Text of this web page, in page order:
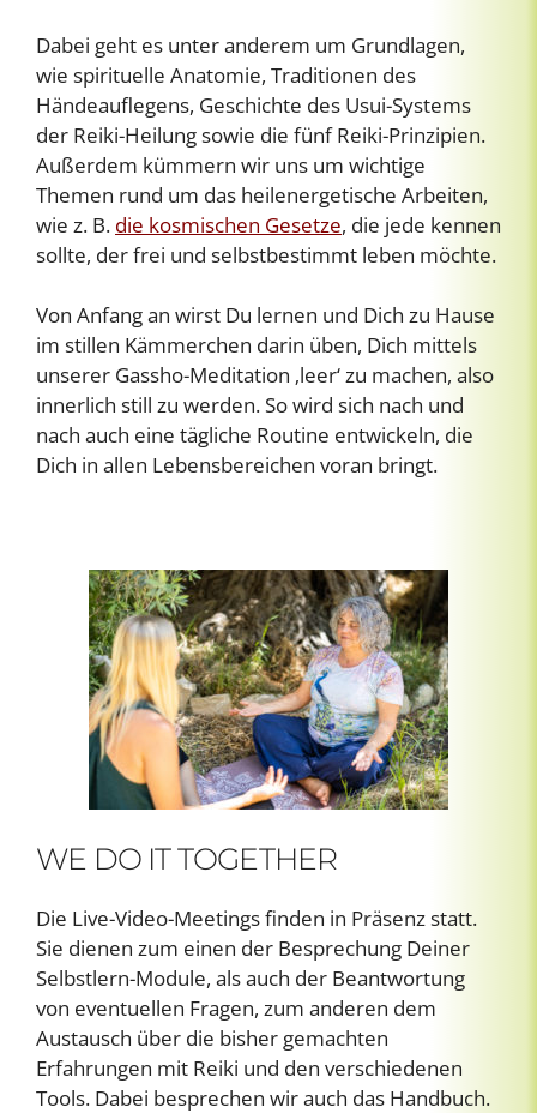
Dabei geht es unter anderem um Grundlagen,
wie spirituelle Anatomie, Traditionen des
Händeauflegens, Geschichte des Usui-Systems
der Reiki-Heilung sowie die fünf Reiki-Prinzipien.
Außerdem kümmern wir uns um wichtige
Themen rund um das heilenergetische Arbeiten,
wie z. B. die kosmischen Gesetze, die jede kennen
sollte, der frei und selbstbestimmt leben möchte.
Von Anfang an wirst Du lernen und Dich zu Hause
im stillen Kämmerchen darin üben, Dich mittels
unserer Gassho-Meditation ‚leer‘ zu machen, also
innerlich still zu werden. So wird sich nach und
nach auch eine tägliche Routine entwickeln, die
Dich in allen Lebensbereichen voran bringt.
WE DO IT TOGETHER
Die Live-Video-Meetings finden in Präsenz statt.
Sie dienen zum einen der Besprechung Deiner
Selbstlern-Module, als auch der Beantwortung
von eventuellen Fragen, zum anderen dem
Austausch über die bisher gemachten
Erfahrungen mit Reiki und den verschiedenen
Tools. Dabei besprechen wir auch das Handbuch.